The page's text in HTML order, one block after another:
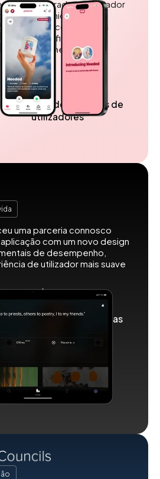
design centrado no utilizador
únicas do seu
tempo que contratámos
qualificados para
e implementação
Mais de 5 milhões de
utilizadores
uma parceria connosco
aplicação com um novo design
de desempenho,
de utilizador mais suave
500k transferências